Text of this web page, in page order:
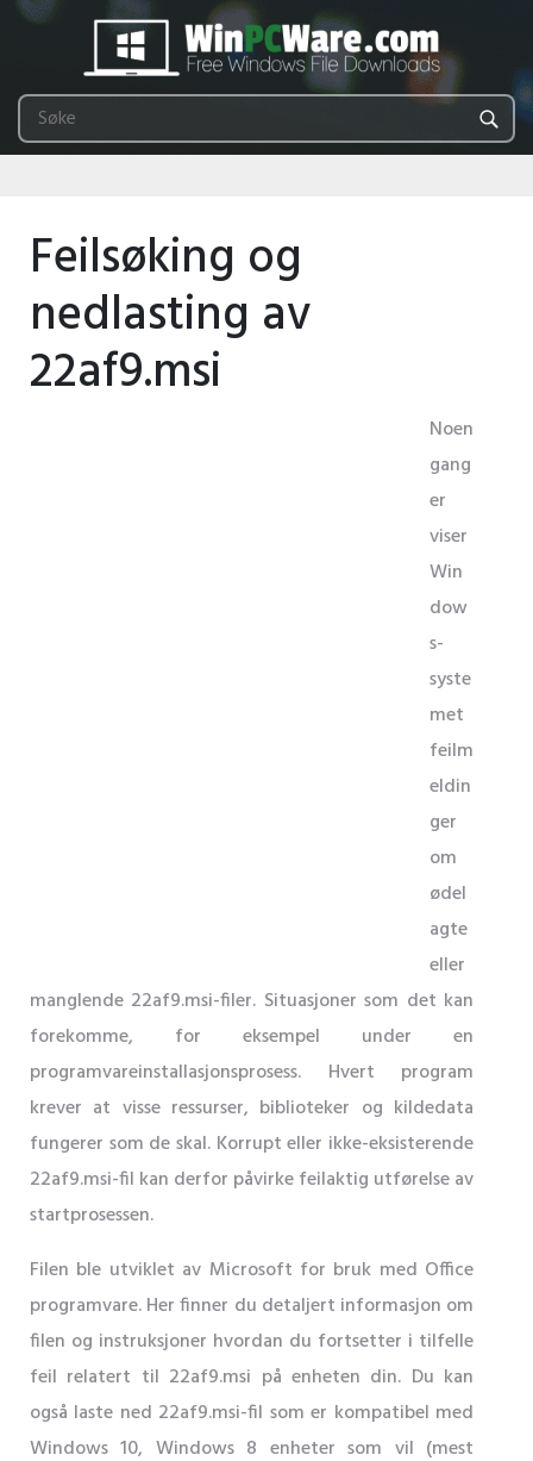
Feilsøking og
nedlasting av
22af9.msi
Noen
gang
er
viser
Win
dow
s-
syste
met
feilm
eldin
ger
om
ødel
agte
eller
manglende 22af9.msi-filer. Situasjoner som det kan
forekomme, for eksempel under en
programvareinstallasjonsprosess. Hvert program
krever at visse ressurser, biblioteker og kildedata
fungerer som de skal. Korrupt eller ikke-eksisterende
22af9.msi-fil kan derfor påvirke feilaktig utførelse av
startprosessen.
Filen ble utviklet av Microsoft for bruk med Office
programvare. Her finner du detaljert informasjon om
filen og instruksjoner hvordan du fortsetter i tilfelle
feil relatert til 22af9.msi på enheten din. Du kan
også laste ned 22af9.msi-fil som er kompatibel med
Windows 10, Windows 8 enheter som vil (mest